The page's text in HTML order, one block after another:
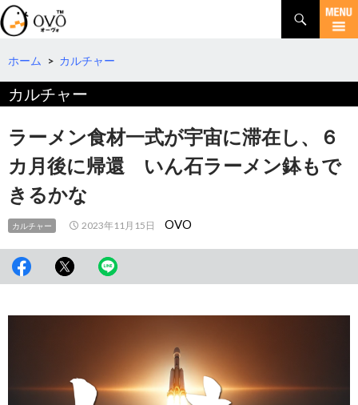
検
索
コ
テ
ツ
へ
ホーム > カルチャー
カルチャー
ラーメン食材一式が宇宙に滞在し、６
カ月後に帰還 いん石ラーメン鉢もで
きるかな
カルチャー 2023年11月15日 OVO